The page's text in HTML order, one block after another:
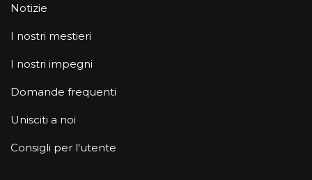
Notizie
I nostri mestieri
I nostri impegni
Domande frequenti
Unisciti a noi
Consigli per l'utente